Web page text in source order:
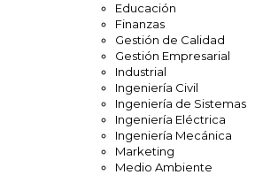
Educación
Finanzas
Gestión de Calidad
Gestión Empresarial
Industrial
Ingeniería Civil
Ingeniería de Sistemas
Ingeniería Eléctrica
Ingeniería Mecánica
Marketing
Medio Ambiente